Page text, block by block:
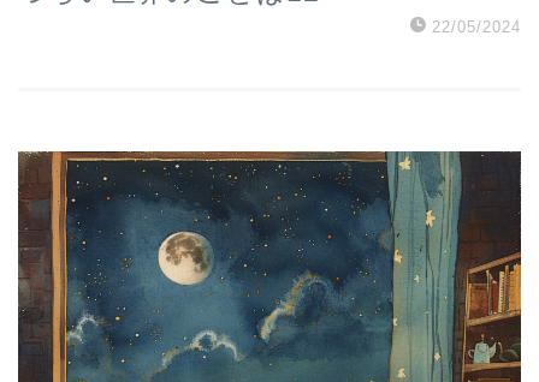
22/05/2024